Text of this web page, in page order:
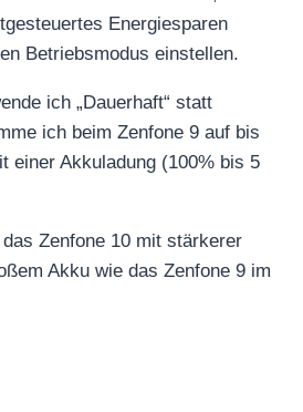
Energiesparen
Betriebsmodus einstellen.
ich „Dauerhaft“ statt
ich beim Zenfone 9 auf bis
einer Akkuladung (100% bis 5
Zenfone 10 mit stärkerer
Akku wie das Zenfone 9 im